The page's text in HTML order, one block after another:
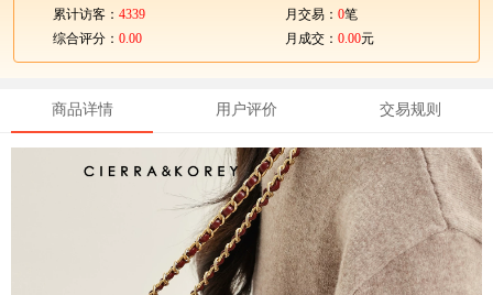
累计访客： 4339
综合评分： 0.00
月交易： 0笔
月成交： 0.00元
商品详情 用户评价 交易规则